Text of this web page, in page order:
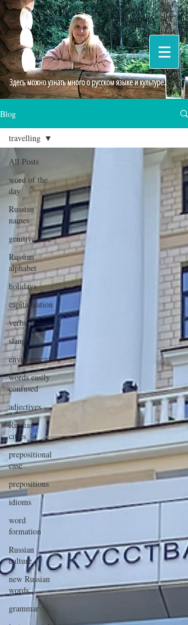
Blog
All Posts
word of the
day
Russian
names
genitive case
Russian
alphabet
holidays
capitalization
verbs
slang
environment
words easily
confused
adjectives
Russian
cities
prepositional
case
prepositions
idioms
word
formation
Russian
culture
new Russian
words
grammar
travelling